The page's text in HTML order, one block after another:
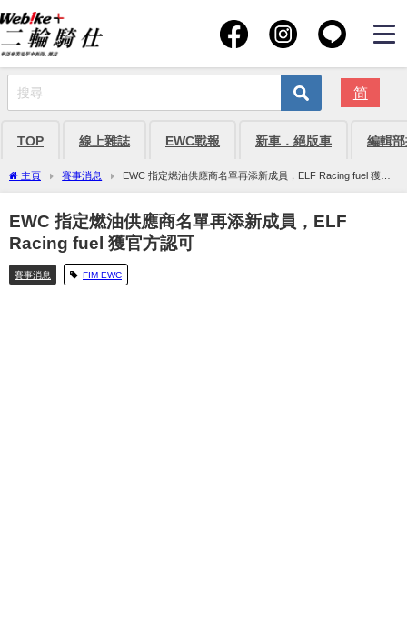
简
TOP 線上雜誌 EWC戰報 新車．絕版車 編輯
主頁 賽事消息
EWC 指定燃油供應商名單再添新成員，ELF Racing fuel 獲官
方認可
EWC 指定燃油供應商名單再添新成員，ELF
Racing fuel 獲官方認可
賽事消息 FIM EWC